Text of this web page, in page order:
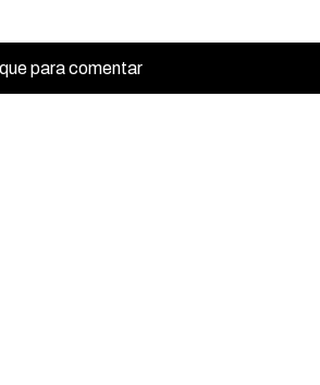
para comentar